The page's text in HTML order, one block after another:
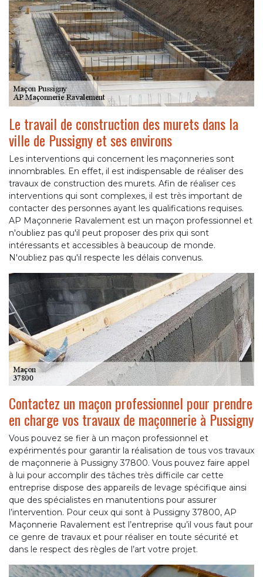
Le travail de construction des murets dans la
ville de Pussigny et ses environs
Les interventions qui concernent les maçonneries sont
innombrables. En effet, il est indispensable de réaliser des
travaux de construction des murets. Afin de réaliser ces
interventions qui sont complexes, il est très important de
contacter des personnes ayant les qualifications requises.
AP Maçonnerie Ravalement est un maçon professionnel et
n'oubliez pas qu'il peut proposer des prix qui sont
intéressants et accessibles à beaucoup de monde.
N'oubliez pas qu'il respecte les délais convenus.
Contactez un maçon professionnel pour prendre
en charge vos travaux de maçonnerie à Pussigny
Vous pouvez se fier à un maçon professionnel et
expérimentés pour garantir la réalisation de tous vos travaux
de maçonnerie à Pussigny 37800. Vous pouvez faire appel
à lui pour accomplir des tâches très difficile car cette
entreprise dispose des appareils de levage spécifique ainsi
que des spécialistes en manutentions pour assurer
l’intervention. Pour ceux qui sont à Pussigny 37800, AP
Maçonnerie Ravalement est l’entreprise qu’il vous faut pour
ce genre de travaux et pour réaliser en toute sécurité et
dans le respect des règles de l’art votre projet.